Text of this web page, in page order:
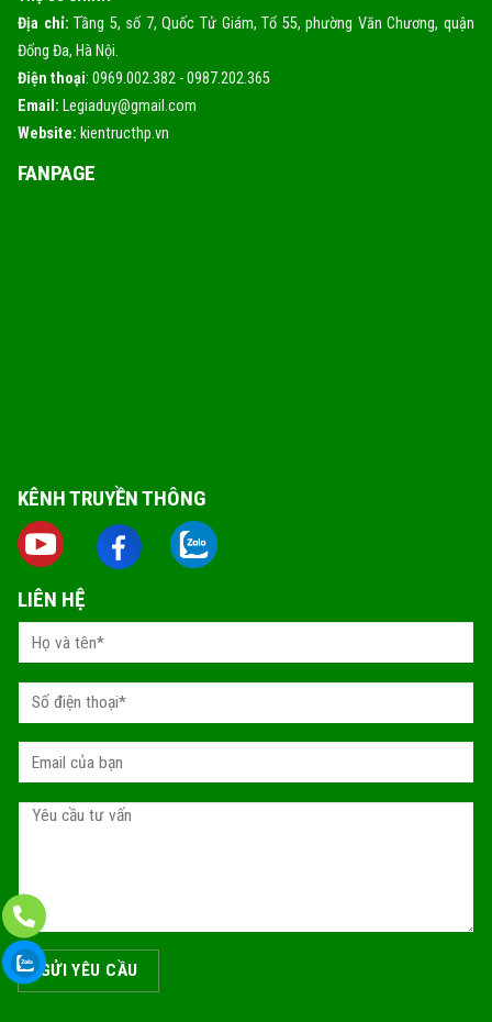
Địa chỉ: Tầng 5, số 7, Quốc Tử Giám, Tổ 55, phường Văn Chương, quận
Đống Đa, Hà Nội.
Điện thoại: 0969.002.382 - 0987.202.365
Email: Legiaduy@gmail.com
Website: kientructhp.vn
FANPAGE
KÊNH TRUYỀN THÔNG
LIÊN HỆ